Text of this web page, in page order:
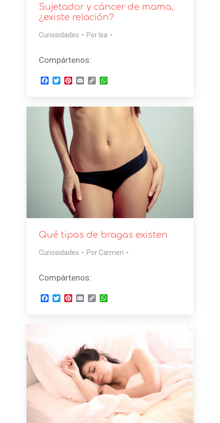
Sujetador y cáncer de mama,
¿existe relación?
Curiosidades Por Isa
Compártenos:
Facebook
TwitterPinterest
EmailCopyWhatsApp
Qué tipos de bragas existen
Curiosidades Por Carmen
Compártenos:
Facebook
TwitterPinterest
EmailCopyWhatsApp